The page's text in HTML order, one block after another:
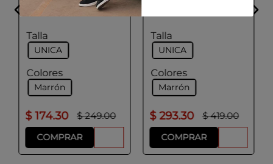
Color Chocolate
Talla
UNICA
Colores
Marrón
$ 174.30 $ 249.00
COMPRAR
Talla
UNICA
Colores
Marrón
$ 293.30 $ 419.00
COMPRAR